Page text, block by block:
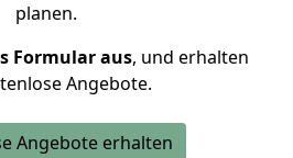
planen.
Formular aus, und erhalten
Angebote.
Angebote erhalten